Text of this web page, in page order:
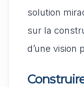
solution
sur la
d’une vision